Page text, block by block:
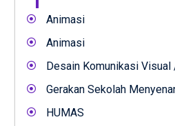
Animasi
Animasi
Desain Komunikasi Visual
Gerakan Sekolah
HUMAS